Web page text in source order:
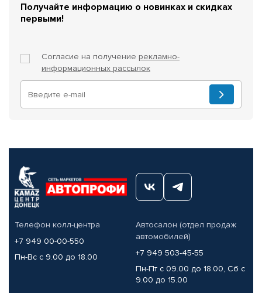
Получайте информацию о новинках и скидках
первыми!
Согласие на получение рекламно-
информационных рассылок
Телефон колл-центра
+7 949 00-00-550
Пн-Вс с 9.00 до 18.00
Автосалон (отдел продаж
автомобилей)
+7 949 503-45-55
Пн-Пт с 09.00 до 18.00, Сб с
9.00 до 15.00